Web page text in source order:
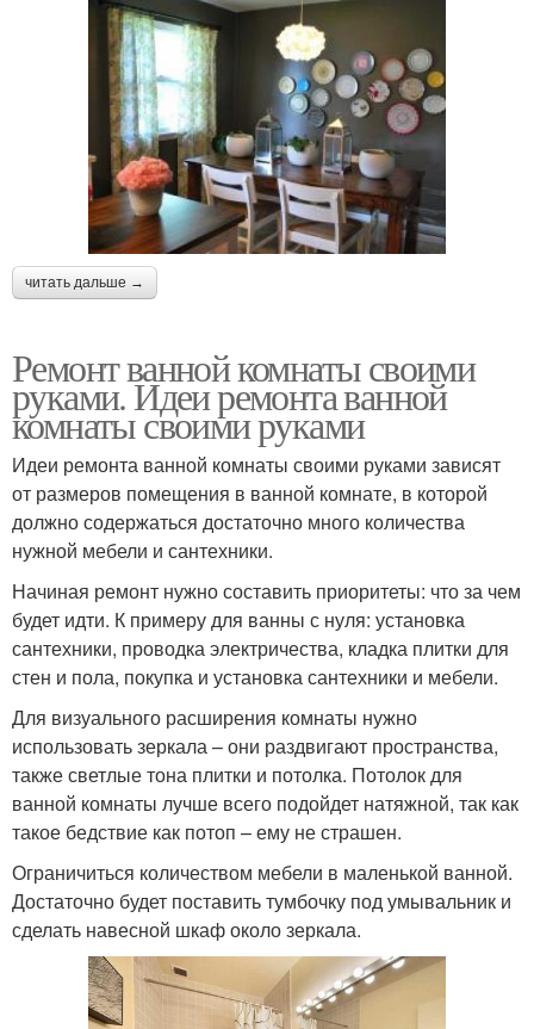
читать дальше →
Ремонт ванной комнаты своими
руками. Идеи ремонта ванной
комнаты своими руками
Идеи ремонта ванной комнаты своими руками зависят
от размеров помещения в ванной комнате, в которой
должно содержаться достаточно много количества
нужной мебели и сантехники.
Начиная ремонт нужно составить приоритеты: что за чем
будет идти. К примеру для ванны с нуля: установка
сантехники, проводка электричества, кладка плитки для
стен и пола, покупка и установка сантехники и мебели.
Для визуального расширения комнаты нужно
использовать зеркала – они раздвигают пространства,
также светлые тона плитки и потолка. Потолок для
ванной комнаты лучше всего подойдет натяжной, так как
такое бедствие как потоп – ему не страшен.
Ограничиться количеством мебели в маленькой ванной.
Достаточно будет поставить тумбочку под умывальник и
сделать навесной шкаф около зеркала.